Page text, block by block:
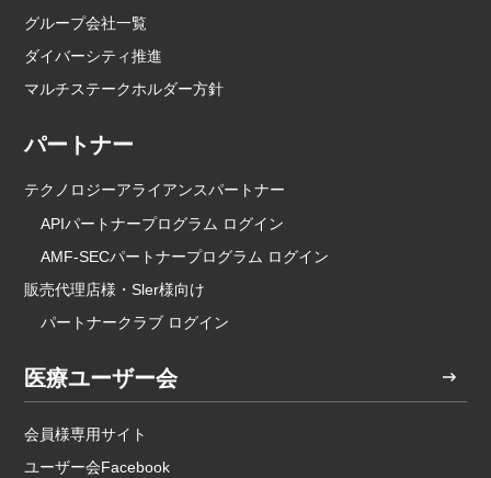
グループ会社一覧
ダイバーシティ推進
マルチステークホルダー方針
パートナー
テクノロジーアライアンスパートナー
APIパートナープログラム ログイン
AMF-SECパートナープログラム ログイン
販売代理店様・Sler様向け
パートナークラブ ログイン
医療ユーザー会
会員様専用サイト
ユーザー会Facebook